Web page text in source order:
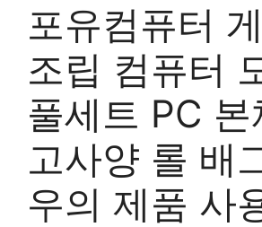
포유컴퓨터
조립 컴퓨터
풀세트 PC 본
고사양 롤 배
우의 제품 사